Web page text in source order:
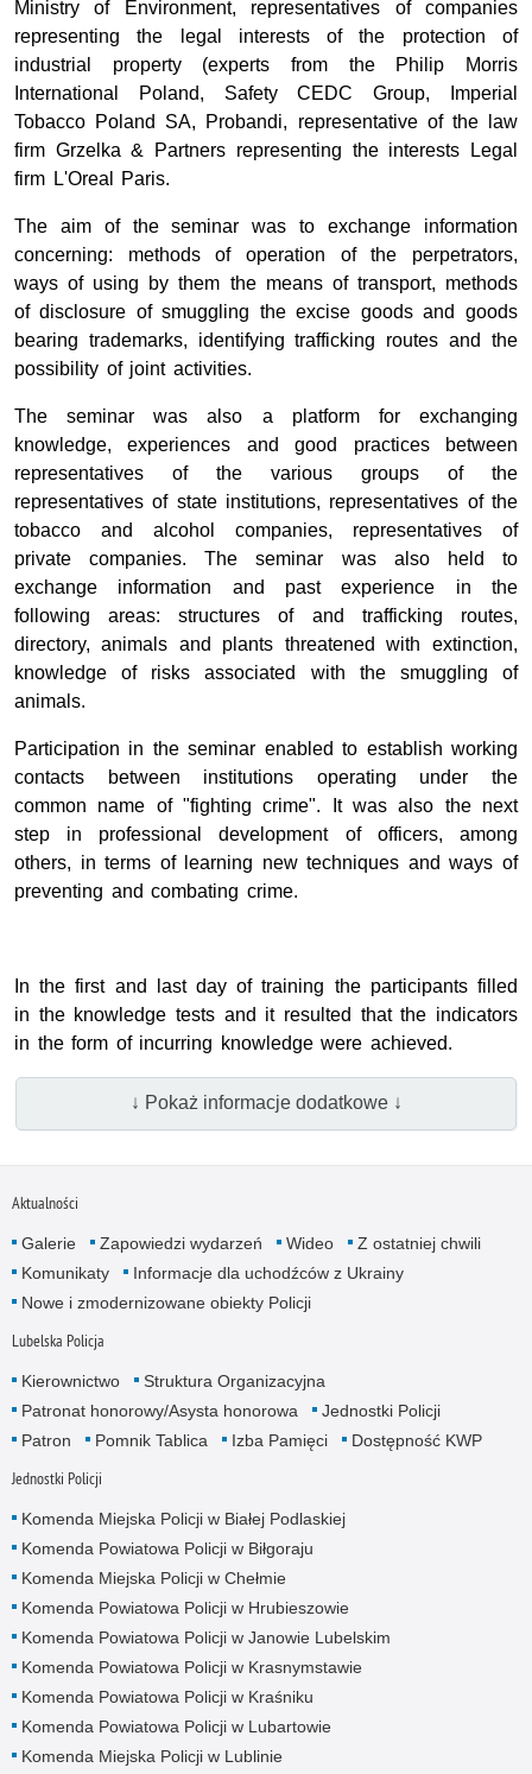
Ministry of Environment, representatives of companies
representing the legal interests of the protection of
industrial property (experts from the Philip Morris
International Poland, Safety CEDC Group, Imperial
Tobacco Poland SA, Probandi, representative of the law
firm Grzelka & Partners representing the interests Legal
firm L'Oreal Paris.
The aim of the seminar was to exchange information
concerning: methods of operation of the perpetrators,
ways of using by them the means of transport, methods
of disclosure of smuggling the excise goods and goods
bearing trademarks, identifying trafficking routes and the
possibility of joint activities.
The seminar was also a platform for exchanging
knowledge, experiences and good practices between
representatives of the various groups of the
representatives of state institutions, representatives of the
tobacco and alcohol companies, representatives of
private companies. The seminar was also held to
exchange information and past experience in the
following areas: structures of and trafficking routes,
directory, animals and plants threatened with extinction,
knowledge of risks associated with the smuggling of
animals.
Participation in the seminar enabled to establish working
contacts between institutions operating under the
common name of "fighting crime". It was also the next
step in professional development of officers, among
others, in terms of learning new techniques and ways of
preventing and combating crime.
In the first and last day of training the participants filled
in the knowledge tests and it resulted that the indicators
in the form of incurring knowledge were achieved.
↓ Pokaż informacje dodatkowe ↓
Aktualności
Galerie Zapowiedzi wydarzeń Wideo
Z ostatniej chwili
Komunikaty
Informacje dla uchodźców z Ukrainy
Nowe i zmodernizowane obiekty Policji
Lubelska Policja
Kierownictwo
Struktura Organizacyjna
Patronat honorowy/Asysta honorowa
Jednostki Policji
Patron
Pomnik Tablica Izba Pamięci Dostępność KWP
Jednostki Policji
Komenda Miejska Policji w Białej Podlaskiej
Komenda Powiatowa Policji w Biłgoraju
Komenda Miejska Policji w Chełmie
Komenda Powiatowa Policji w Hrubieszowie
Komenda Powiatowa Policji w Janowie Lubelskim
Komenda Powiatowa Policji w Krasnymstawie
Komenda Powiatowa Policji w Kraśniku
Komenda Powiatowa Policji w Lubartowie
Komenda Miejska Policji w Lublinie